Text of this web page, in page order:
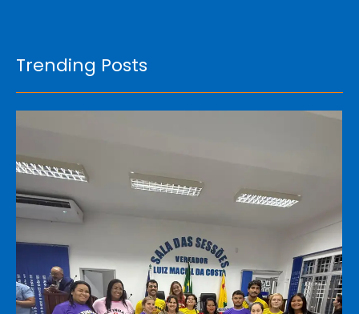
Trending Posts